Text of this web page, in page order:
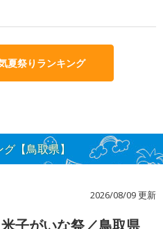
夏祭りランキング
【鳥取県】
2026/08/09 更新
子がいな祭／鳥取県